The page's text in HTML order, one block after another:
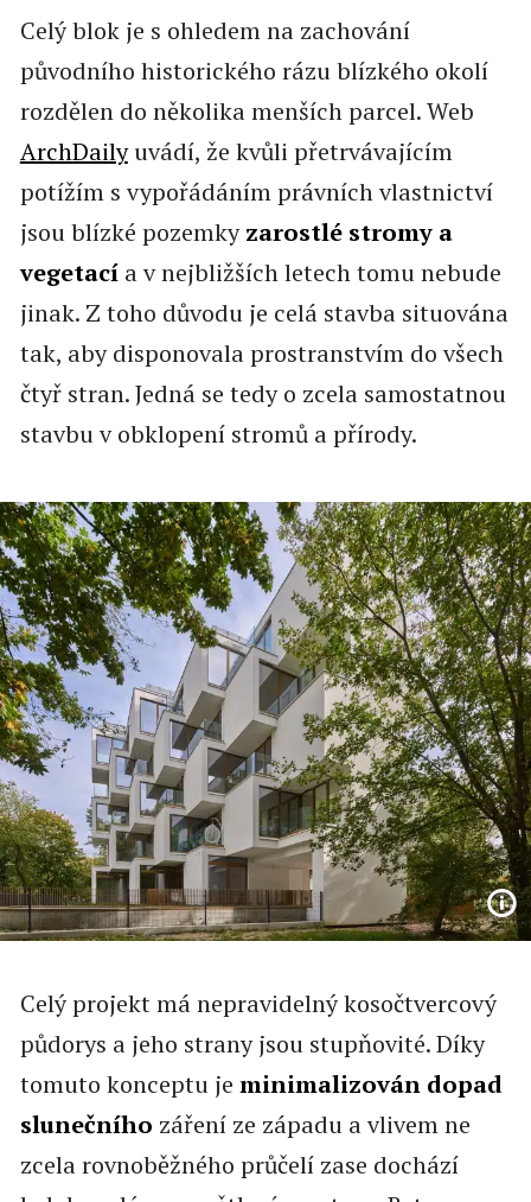
Celý blok je s ohledem na zachování
původního historického rázu blízkého okolí
rozdělen do několika menších parcel. Web
ArchDailyuvádí, že kvůli přetrvávajícím
potížím s vypořádáním právních vlastnictví
jsou blízké pozemkyzarostlé stromy a
vegetací a v nejbližších letech tomu nebude
jinak. Z toho důvodu je celá stavba situována
tak, aby disponovala prostranstvím do všech
čtyř stran. Jedná se tedy o zcela samostatnou
stavbu v obklopení stromů a přírody.
Celý projekt má nepravidelný kosočtvercový
půdorys a jeho strany jsou stupňovité. Díky
tomuto konceptu je minimalizován dopad
slunečního záření ze západu a vlivem ne
zcela rovnoběžného průčelí zase dochází